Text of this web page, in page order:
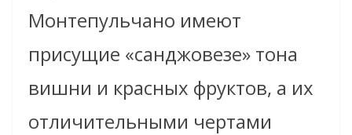
Монтепульчано имеют
присущие «санджовезе» тона
вишни и красных фруктов, а их
отличительными чертами